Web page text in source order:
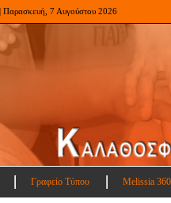
Παρασκευή, 7 Αυγούστου 2026
Γραφείο Τύπου Melissia